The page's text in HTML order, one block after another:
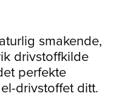
smakende,
drivstoffkilde
perfekte
drivstoffet ditt.